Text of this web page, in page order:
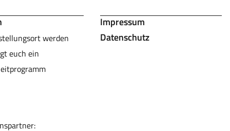
werden
euch ein
Impressum
Datenschutz